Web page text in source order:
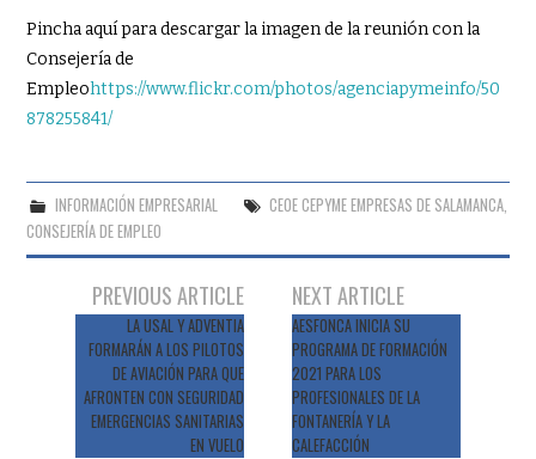
Pincha aquí para descargar la imagen de la reunión con la
Consejería de
Empleohttps://www.flickr.com/photos/agenciapymeinfo/50
878255841/
INFORMACIÓN EMPRESARIAL CEOE CEPYME EMPRESAS DE SALAMANCA,
CONSEJERÍA DE EMPLEO
Navegación
entradas
PREVIOUS ARTICLE
LA USAL Y ADVENTIA
FORMARÁN A LOS PILOTOS
DE AVIACIÓN PARA QUE
AFRONTEN CON SEGURIDAD
EMERGENCIAS SANITARIAS
EN VUELO
NEXT ARTICLE
AESFONCA INICIA SU
PROGRAMA DE FORMACIÓN
2021 PARA LOS
PROFESIONALES DE LA
FONTANERÍA Y LA
CALEFACCIÓN